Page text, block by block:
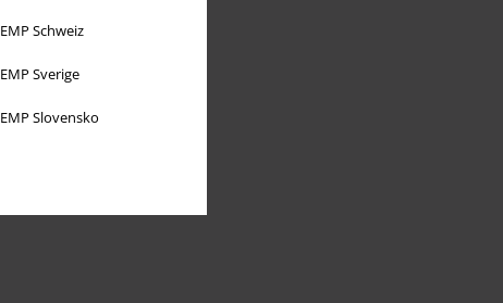
EMP Schweiz
EMP Sverige
EMP Slovensko